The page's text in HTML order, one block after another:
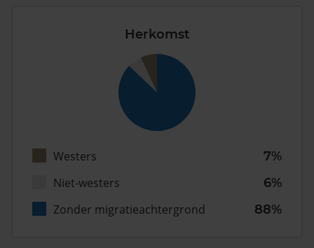
Herkomst
Westers
7%
Niet-westers
6%
Zonder migratieachtergrond
88%